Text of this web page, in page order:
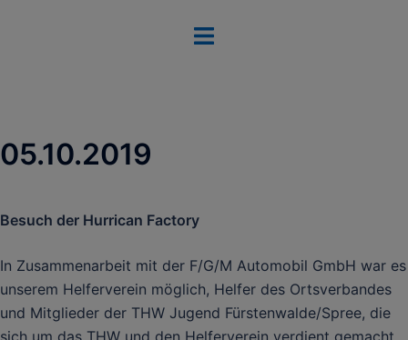
Menü
05.10.2019
Besuch der Hurrican Factory
In Zusammenarbeit mit der F/G/M Automobil GmbH war es
unserem Helferverein möglich, Helfer des Ortsverbandes
und Mitglieder der THW Jugend Fürstenwalde/Spree, die
sich um das THW und den Helferverein verdient gemacht